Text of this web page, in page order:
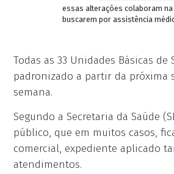
essas alterações colaboram
buscarem por assistência
Todas as 33 Unidades Básicas
padronizado a partir da próxima
semana.
Segundo a Secretaria da Saúde
público, que em muitos casos,
comercial, expediente aplicado
atendimentos.